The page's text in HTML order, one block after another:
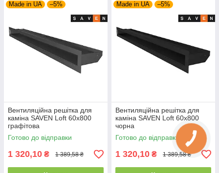
Made in UA –5%
Вентиляційна решітка для
каміна SAVEN Loft 60х800
графітова
Готово до відправки
1 320,10 ₴ 1 389,58 ₴
Made in UA –5%
Вентиляційна решітка для
каміна SAVEN Loft 60х800
чорна
Готово до відправки
1 320,10 ₴ 1 389,58 ₴